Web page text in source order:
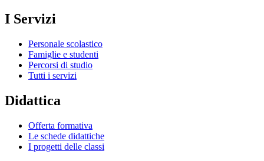
I Servizi
Personale scolastico
Famiglie e studenti
Percorsi di studio
Tutti i servizi
Didattica
Offerta formativa
Le schede didattiche
I progetti delle classi